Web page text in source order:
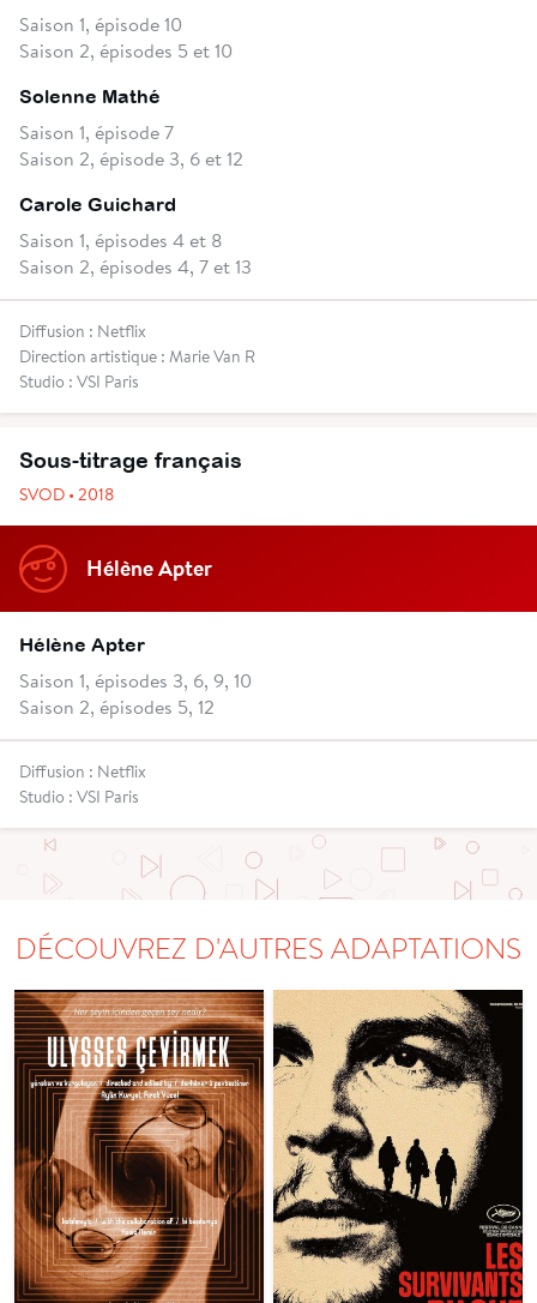
Saison 1, épisode 10
Saison 2, épisodes 5 et 10
Solenne Mathé
Saison 1, épisode 7
Saison 2, épisode 3, 6 et 12
Carole Guichard
Saison 1, épisodes 4 et 8
Saison 2, épisodes 4, 7 et 13
Diffusion : Netflix
Direction artistique : Marie Van R
Studio : VSI Paris
Sous-titrage français
SVOD • 2018
Hélène Apter
Hélène Apter
Saison 1, épisodes 3, 6, 9, 10
Saison 2, épisodes 5, 12
Diffusion : Netflix
Studio : VSI Paris
DÉCOUVREZ D'AUTRES ADAPTATIONS